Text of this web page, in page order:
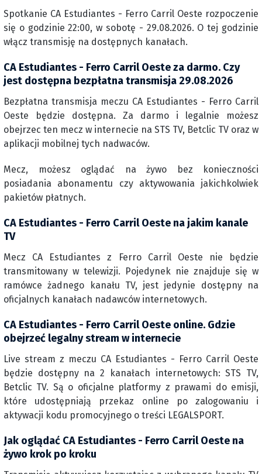
Spotkanie CA Estudiantes - Ferro Carril Oeste rozpoczenie
się o godzinie 22:00, w sobotę - 29.08.2026. O tej godzinie
włącz transmisję na dostępnych kanałach.
CA Estudiantes - Ferro Carril Oeste za darmo. Czy
jest dostępna bezpłatna transmisja 29.08.2026
Bezpłatna transmisja meczu CA Estudiantes - Ferro Carril
Oeste będzie dostępna. Za darmo i legalnie możesz
obejrzec ten mecz w internecie na STS TV, Betclic TV oraz w
aplikacji mobilnej tych nadwaców.
Mecz, możesz oglądać na żywo bez konieczności
posiadania abonamentu czy aktywowania jakichkolwiek
pakietów płatnych.
CA Estudiantes - Ferro Carril Oeste na jakim kanale
TV
Mecz CA Estudiantes z Ferro Carril Oeste nie będzie
transmitowany w telewizji. Pojedynek nie znajduje się w
ramówce żadnego kanału TV, jest jedynie dostępny na
oficjalnych kanałach nadawców internetowych.
CA Estudiantes - Ferro Carril Oeste online. Gdzie
obejrzeć legalny stream w internecie
Live stream z meczu CA Estudiantes - Ferro Carril Oeste
będzie dostępny na 2 kanałach internetowych: STS TV,
Betclic TV. Są o oficjalne platformy z prawami do emisji,
które udostępniają przekaz online po zalogowaniu i
aktywacji kodu promocyjnego o treści LEGALSPORT.
Jak oglądać CA Estudiantes - Ferro Carril Oeste na
żywo krok po kroku